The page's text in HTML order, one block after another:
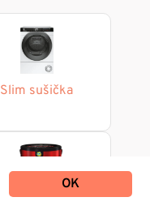
Slim sušička
OK